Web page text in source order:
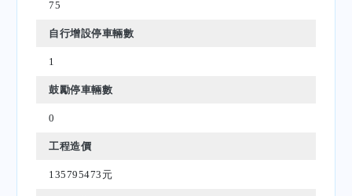
75
自行增設停車輛數
1
鼓勵停車輛數
0
工程造價
135795473元